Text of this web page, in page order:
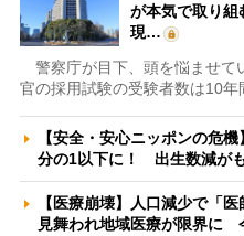
が本気で取り
現…
警察庁が目下、頭を悩ませて
官の採用試験の受験者数は10年
【安全・安心ニッポンの危
分の1以下に！ 出生数減が
【医療崩壊】人口減少で「
見舞われ地域医療が限界に